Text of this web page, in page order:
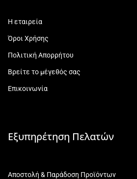
Η εταιρεία
Όροι Χρήσης
Πολιτική Απορρήτου
Βρείτε το μέγεθός σας
Επικοινωνία
Εξυπηρέτηση Πελατών
Αποστολή & Παράδοση Προϊόντων